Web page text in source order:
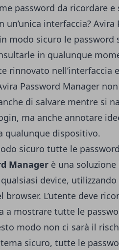
password da ricordare
interfaccia?
modo sicuro le
in qualunque
rinnovato nell’interfaccia
Password Manager
di salvare mentre si
ma anche annotare
qualunque dispositivo.
Manager è una
device, utilizzando
browser. L’utente deve
a mostrare tutte le
modo non ci sarà il
sicuro, tutte le